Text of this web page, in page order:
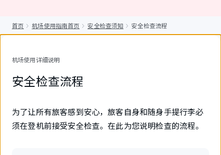
首页 机场使用指南首页 安全检查须知 安全检查流程
机场使用详细说明
安全检查流程
为了让所有旅客感到安心，旅客自身和随身手提行李必
须在登机前接受安全检查。在此为您说明检查的流程。